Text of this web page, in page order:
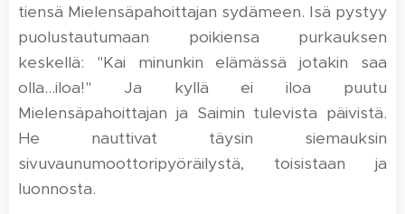
tiensä Mielensäpahoittajan sydämeen. Isä pystyy
puolustautumaan poikiensa purkauksen
keskellä: "Kai minunkin elämässä jotakin saa
olla…iloa!" Ja kyllä ei iloa puutu
Mielensäpahoittajan ja Saimin tulevista päivistä.
He nauttivat täysin siemauksin
sivuvaunumoottoripyöräilystä, toisistaan ja
luonnosta.